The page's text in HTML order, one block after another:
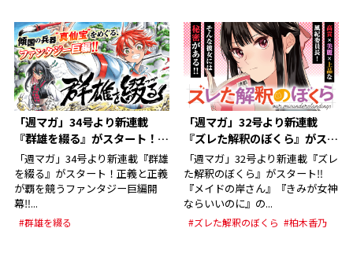
「週マガ」34号より新連載
『群雄を綴る』がスタート！そ
の筆が綴るは、群雄の生き様‼︎
描くはとびっきりの空想! 正義
と正義が覇を競うファンタジー
巨編開幕‼︎
「週マガ」34号より新連載『群雄
を綴る』がスタート！正義と正義
が覇を競うファンタジー巨編開
幕‼︎...
#群雄を綴る
「週マガ」32号より新連載
『ズレた解釈のぼくら』がスタ
ート‼︎『メイドの岸さん』『き
みが女神ならいいのに』の柏木
香乃先生が帰還‼︎
「週マガ」32号より新連載『ズレ
た解釈のぼくら』がスタート‼︎
『メイドの岸さん』『きみが女神
ならいいのに』の...
#ズレた解釈のぼくら #柏木香乃